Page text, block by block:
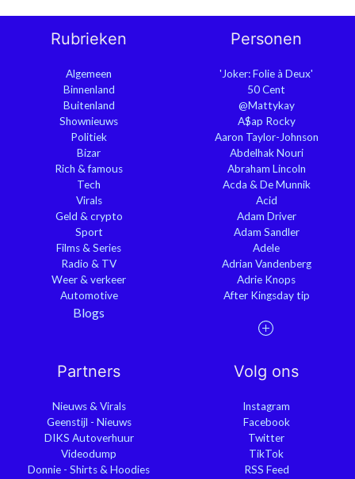
Rubrieken
Algemeen
Binnenland
Buitenland
Shownieuws
Politiek
Bizar
Rich & famous
Tech
Virals
Geld & crypto
Sport
Films & Series
Radio & TV
Weer & verkeer
Automotive
Blogs
Personen
'Joker: Folie à Deux'
50 Cent
@Mattykay
A$ap Rocky
Aaron Taylor-Johnson
Abdelhak Nouri
Abraham Lincoln
Acda & De Munnik
Acid
Adam Driver
Adam Sandler
Adele
Adrian Vandenberg
Adrie Knops
After Kingsday tip
Partners
Nieuws & Virals
Geenstijl - Nieuws
DIKS Autoverhuur
Videodump
Donnie - Shirts & Hoodies
Volg ons
Instagram
Facebook
Twitter
TikTok
RSS Feed